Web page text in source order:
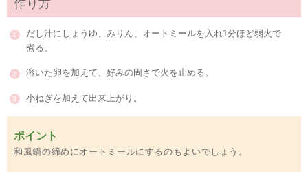
作り方
だし汁にしょうゆ、みりん、オートミールを入れ1分ほど弱火で
煮る。
溶いた卵を加えて、好みの固さで火を止める。
小ねぎを加えて出来上がり。
ポイント
和風鍋の締めにオートミールにするのもよいでしょう。